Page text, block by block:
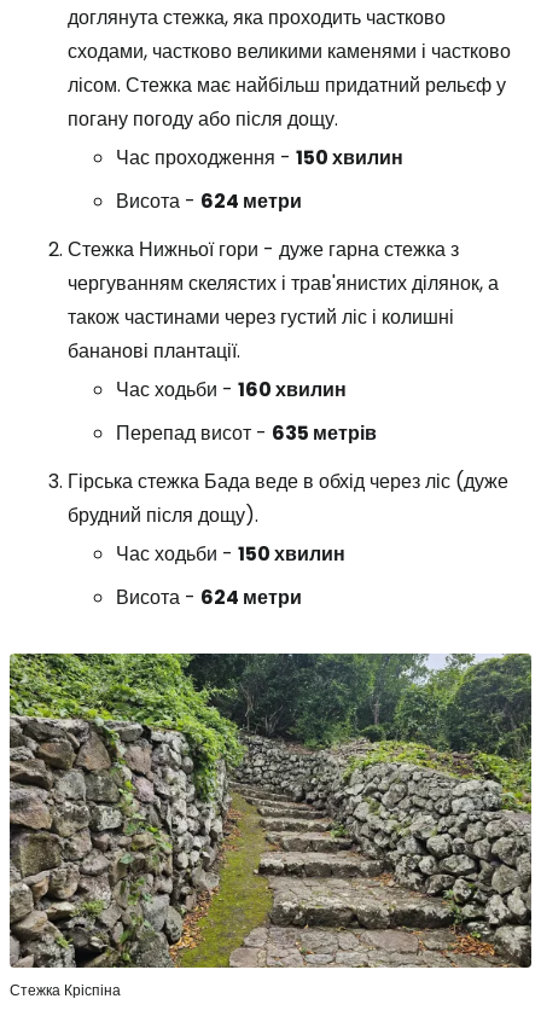
доглянута стежка, яка проходить частково
сходами, частково великими каменями і частково
лісом. Стежка має найбільш придатний рельєф у
погану погоду або після дощу.
Час проходження - 150 хвилин
Висота - 624 метри
Стежка Нижньої гори - дуже гарна стежка з
чергуванням скелястих і трав'янистих ділянок, а
також частинами через густий ліс і колишні
бананові плантації.
Час ходьби - 160 хвилин
Перепад висот - 635 метрів
Гірська стежка Бада веде в обхід через ліс (дуже
брудний після дощу).
Час ходьби - 150 хвилин
Висота - 624 метри
Стежка Кріспіна